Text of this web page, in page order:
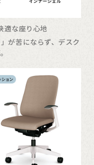
適な座り心地
が苦にならず、デスク